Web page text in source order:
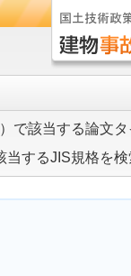
で該当する論文
当するJIS規格を